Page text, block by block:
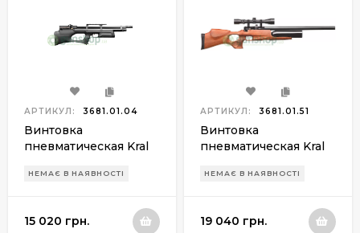
АРТИКУЛ: 3681.01.04
Винтовка
пневматическая Kral
Synthetic 4,5 мм с
НЕМАЄ В НАЯВНОСТІ
15 020 грн.
АРТИКУЛ: 3681.01.51
Винтовка
пневматическая Kral
мм
НЕМАЄ В НАЯВНОСТІ
19 040 грн.